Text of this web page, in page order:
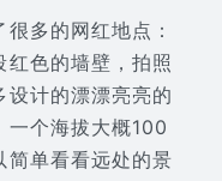
多的网红地点：
色的墙壁，拍照
设计的漂漂亮亮的
一个海拔大概100
简单看看远处的景